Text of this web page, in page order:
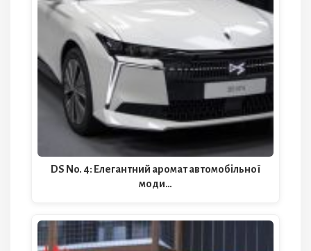
DS No. 4: Елегантний аромат автомобільної
моди…